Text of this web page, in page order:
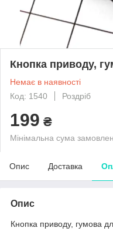
Кнопка приводу,
Немає в наявності
Код: 1540
Роздріб
199 ₴
Мінімальна сума
Опис Доставка
Опис
Кнопка приводу, гумова